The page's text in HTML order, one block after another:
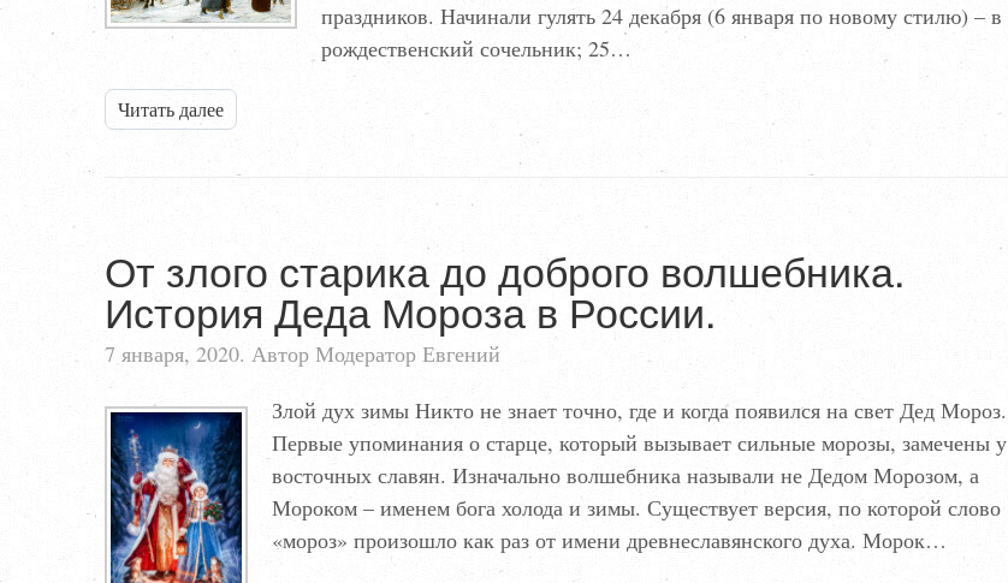
праздников. Начинали гулять 24 декабря (6 января по новому стилю) – в
рождественский сочельник; 25…
Читать далее
От злого старика до доброго волшебника.
История Деда Мороза в России.
7 января, 2020. Автор Модератор Евгений
Злой дух зимы Никто не знает точно, где и когда появился на свет Дед Мороз.
Первые упоминания о старце, который вызывает сильные морозы, замечены у
восточных славян. Из­начально волшебника называли не Дедом Морозом, а
Мороком – именем бога холода и зимы. Существует версия, по которой слово
«мороз» произошло как раз от имени древнеславянского духа. Морок…